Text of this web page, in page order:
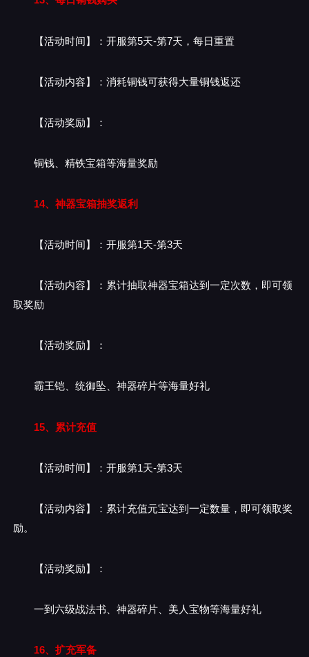
【活动时间】：开服第5天-第7天，每日重置
【活动内容】：消耗铜钱可获得大量铜钱返还
【活动奖励】：
铜钱、精铁宝箱等海量奖励
14、神器宝箱抽奖返利
【活动时间】：开服第1天-第3天
【活动内容】：累计抽取神器宝箱达到一定次数，即可领
取奖励
【活动奖励】：
霸王铠、统御坠、神器碎片等海量好礼
15、累计充值
【活动时间】：开服第1天-第3天
【活动内容】：累计充值元宝达到一定数量，即可领取奖
励。
【活动奖励】：
一到六级战法书、神器碎片、美人宝物等海量好礼
16、扩充军备